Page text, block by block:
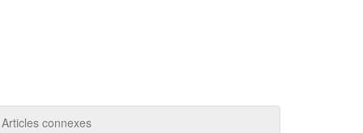
Articles connexes